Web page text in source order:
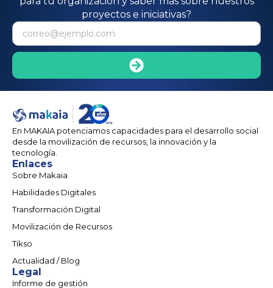
proyectos e iniciativas?
En MAKAIA potenciamos capacidades para el desarrollo social
desde la movilización de recursos, la innovación y la
tecnología.
Enlaces
Sobre Makaia
Habilidades Digitales
Transformación Digital
Movilización de Recursos
Tikso
Actualidad / Blog
Legal
Informe de gestión